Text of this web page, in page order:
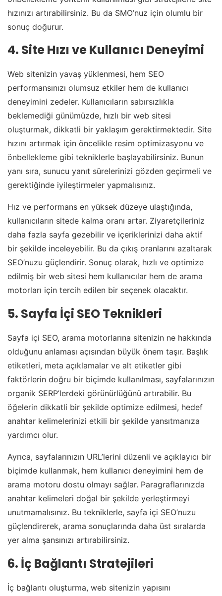
hızınızı artırabilirsiniz. Bu da SMO’nuz için olumlu bir
sonuç doğurur.
4. Site Hızı ve Kullanıcı Deneyimi
Web sitenizin yavaş yüklenmesi, hem SEO
performansınızı olumsuz etkiler hem de kullanıcı
deneyimini zedeler. Kullanıcıların sabırsızlıkla
beklemediği günümüzde, hızlı bir web sitesi
oluşturmak, dikkatli bir yaklaşım gerektirmektedir. Site
hızını artırmak için öncelikle resim optimizasyonu ve
önbellekleme gibi tekniklerle başlayabilirsiniz. Bunun
yanı sıra, sunucu yanıt sürelerinizi gözden geçirmeli ve
gerektiğinde iyileştirmeler yapmalısınız.
Hız ve performans en yüksek düzeye ulaştığında,
kullanıcıların sitede kalma oranı artar. Ziyaretçileriniz
daha fazla sayfa gezebilir ve içeriklerinizi daha aktif
bir şekilde inceleyebilir. Bu da çıkış oranlarını azaltarak
SEO’nuzu güçlendirir. Sonuç olarak, hızlı ve optimize
edilmiş bir web sitesi hem kullanıcılar hem de arama
motorları için tercih edilen bir seçenek olacaktır.
5. Sayfa İçi SEO Teknikleri
Sayfa içi SEO, arama motorlarına sitenizin ne hakkında
olduğunu anlaması açısından büyük önem taşır. Başlık
etiketleri, meta açıklamalar ve alt etiketler gibi
faktörlerin doğru bir biçimde kullanılması, sayfalarınızın
organik SERP’lerdeki görünürlüğünü artırabilir. Bu
öğelerin dikkatli bir şekilde optimize edilmesi, hedef
anahtar kelimelerinizi etkili bir şekilde yansıtmanıza
yardımcı olur.
Ayrıca, sayfalarınızın URL’lerini düzenli ve açıklayıcı bir
biçimde kullanmak, hem kullanıcı deneyimini hem de
arama motoru dostu olmayı sağlar. Paragraflarınızda
anahtar kelimeleri doğal bir şekilde yerleştirmeyi
unutmamalısınız. Bu tekniklerle, sayfa içi SEO’nuzu
güçlendirerek, arama sonuçlarında daha üst sıralarda
yer alma şansınızı artırabilirsiniz.
6. İç Bağlantı Stratejileri
İç bağlantı oluşturma, web sitenizin yapısını